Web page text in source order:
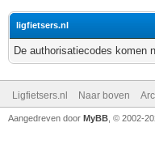
ligfietsers.nl
De authorisatiecodes komen
Ligfietsers.nl Naar boven
Aangedreven door MyBB , © 2002-